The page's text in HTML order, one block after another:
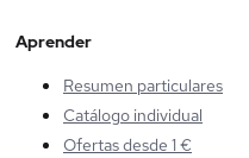
Aprender
Resumen particulares
Catálogo individual
Ofertas desde 1 €